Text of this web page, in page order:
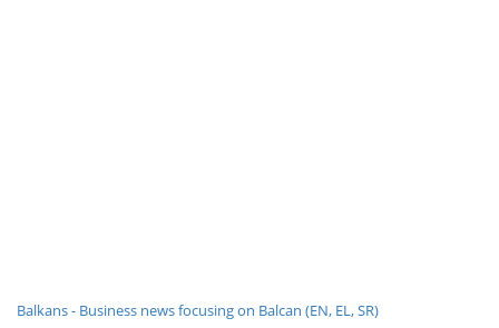
Balkans - Business news focusing on Balcan (EN, EL, SR)